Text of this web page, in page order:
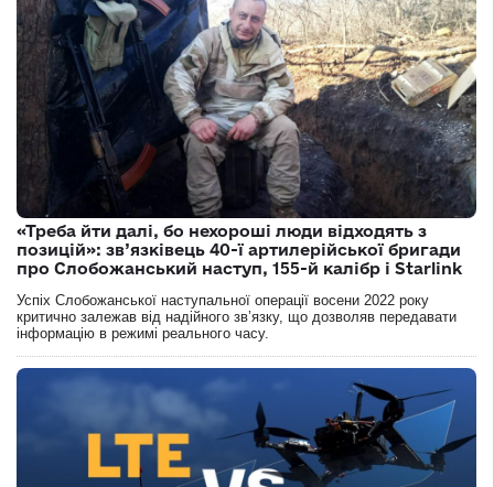
«Треба йти далі, бо нехороші люди відходять з
позицій»: зв’язківець 40-ї артилерійської бригади
про Слобожанський наступ, 155-й калібр і Starlink
Успіх Слобожанської наступальної операції восени 2022 року
критично залежав від надійного зв’язку, що дозволяв передавати
інформацію в режимі реального часу.